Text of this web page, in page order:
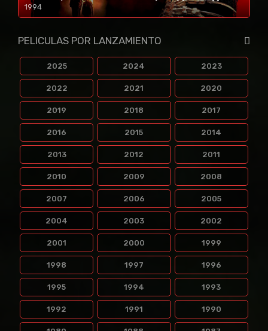
1994
1080p/720p
PELICULAS POR LANZAMIENTO
2025 2024 2023
2022 2021 2020
2019 2018 2017
2016 2015 2014
2013 2012 2011
2010 2009 2008
2007 2006 2005
2004 2003 2002
2001 2000 1999
1998 1997 1996
1995 1994 1993
1992 1991 1990